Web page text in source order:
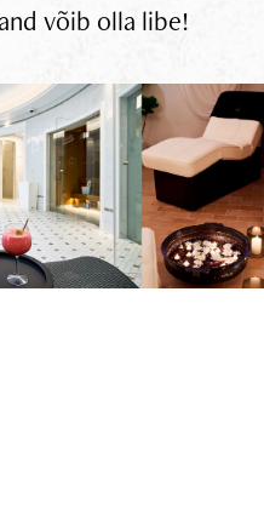
võib olla libe!